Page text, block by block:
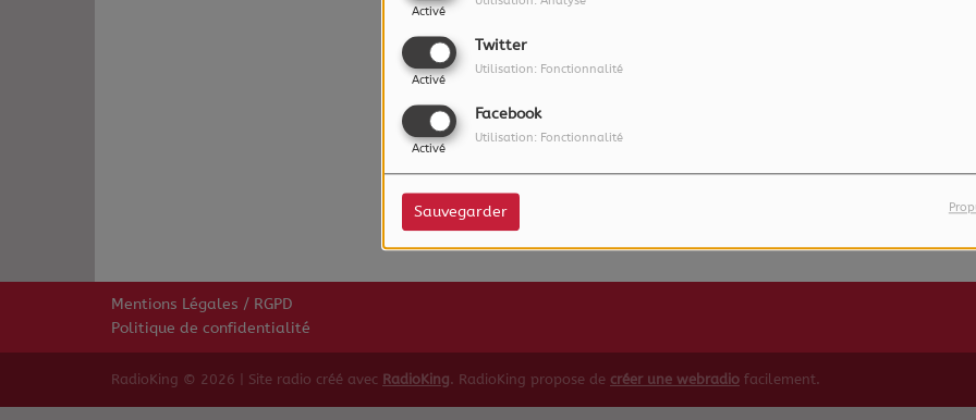
Activé
Twitter
Activé
Utilisation: Fonctionnalité
Facebook
Activé
Utilisation: Fonctionnalité
Sauvegarder
Oups, vous avez rencontré une
Il semble que la page que vous recherchez n’existe plus.
Mentions Légales / RGPD
Politique de confidentialité
RadioKing © 2026 | Site radio créé avec RadioKing. RadioKing propose de créer une webradio facilement.